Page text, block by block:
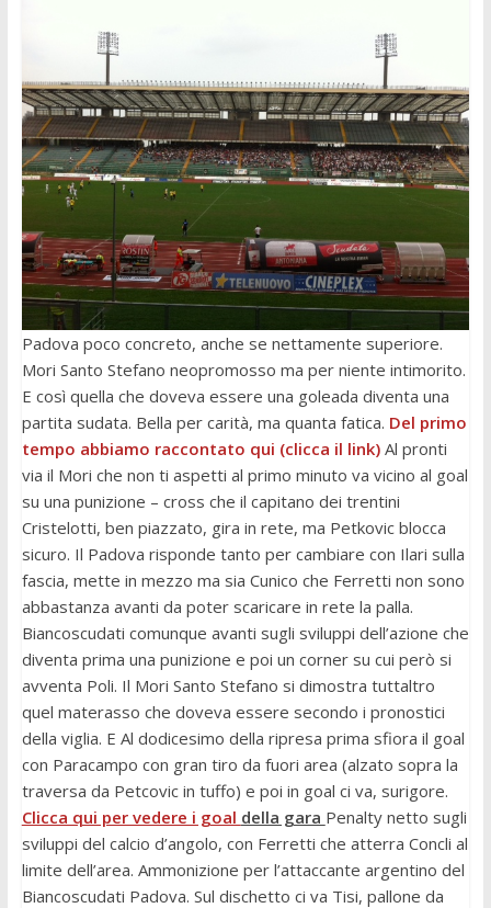
Padova poco concreto, anche se nettamente superiore.
Mori Santo Stefano neopromosso ma per niente intimorito.
E così quella che doveva essere una goleada diventa una
partita sudata. Bella per carità, ma quanta fatica. Del primo
tempo abbiamo raccontato qui (clicca il link) Al pronti
via il Mori che non ti aspetti al primo minuto va vicino al goal
su una punizione – cross che il capitano dei trentini
Cristelotti, ben piazzato, gira in rete, ma Petkovic blocca
sicuro. Il Padova risponde tanto per cambiare con Ilari sulla
fascia, mette in mezzo ma sia Cunico che Ferretti non sono
abbastanza avanti da poter scaricare in rete la palla.
Biancoscudati comunque avanti sugli sviluppi dell’azione che
diventa prima una punizione e poi un corner su cui però si
avventa Poli. Il Mori Santo Stefano si dimostra tuttaltro
quel materasso che doveva essere secondo i pronostici
della viglia. E Al dodicesimo della ripresa prima sfiora il goal
con Paracampo con gran tiro da fuori area (alzato sopra la
traversa da Petcovic in tuffo) e poi in goal ci va, surigore.
Clicca qui per vedere i goal della gara Penalty netto sugli
sviluppi del calcio d’angolo, con Ferretti che atterra Concli al
limite dell’area. Ammonizione per l’attaccante argentino del
Biancoscudati Padova. Sul dischetto ci va Tisi, pallone da